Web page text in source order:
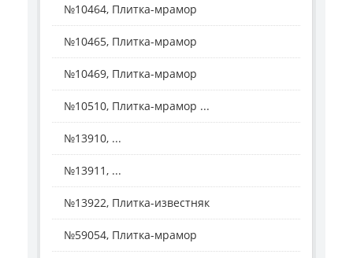
№10464, Плитка-мрамор
№10465, Плитка-мрамор
№10469, Плитка-мрамор
№10510, Плитка-мрамор ...
№13910, ...
№13911, ...
№13922, Плитка-известняк
№59054, Плитка-мрамор